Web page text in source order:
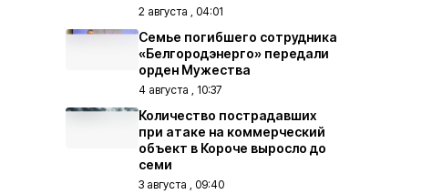
2 августа , 04:01
Семье погибшего сотрудника
«Белгородэнерго» передали
орден Мужества
4 августа , 10:37
Количество пострадавших
при атаке на коммерческий
объект в Короче выросло до
семи
3 августа , 09:40